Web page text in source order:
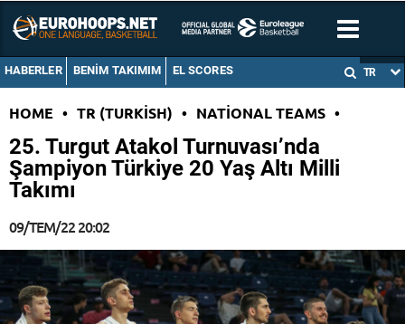
HABERLER BENIM TAKIMIM EL SCORES TR
HOME • TR (TURKISH) • NATIONAL TEAMS •
25. Turgut Atakol Turnuvası’nda
Şampiyon Türkiye 20 Yaş Altı Milli
Takımı
09/TEM/22 20:02